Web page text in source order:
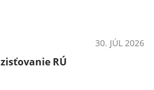
30. JÚL 2026
RÚ